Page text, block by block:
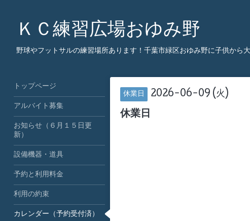
ＫＣ練習広場おゆみ野
野球やフットサルの練習場所あります！千葉市緑区おゆみ野に子供から
休業日 2026-06-09 (火)
休業日
トップページ
アルバイト募集
お知らせ（６月１５日更
新）
設備機器・道具
予約と利用料金
利用の約束
カレンダー（予約受付済）